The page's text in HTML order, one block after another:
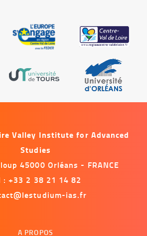
Valley Institute for Advanced
Studies
45000 Orléans - FRANCE
: +33 2 38 21 14 82
ias.fr
A PROPOS